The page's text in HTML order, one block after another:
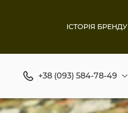
ІСТОРІЯ БРЕНДУ
+38 (093) 584-78-49